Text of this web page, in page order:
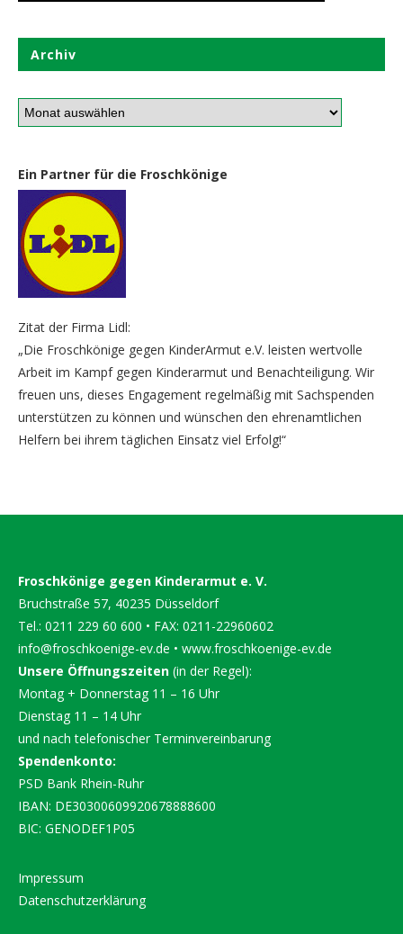
Archiv
Ein Partner für die Froschkönige
Zitat der Firma Lidl:
„Die Froschkönige gegen KinderArmut e.V. leisten wertvolle
Arbeit im Kampf gegen Kinderarmut und Benachteiligung. Wir
freuen uns, dieses Engagement regelmäßig mit Sachspenden
unterstützen zu können und wünschen den ehrenamtlichen
Helfern bei ihrem täglichen Einsatz viel Erfolg!“
Froschkönige gegen Kinderarmut e. V.
Bruchstraße 57, 40235 Düsseldorf
Tel.: 0211 229 60 600 • FAX: 0211-22960602
info@froschkoenige-ev.de • www.froschkoenige-ev.de
Unsere Öffnungszeiten (in der Regel):
Montag + Donnerstag 11 – 16 Uhr
Dienstag 11 – 14 Uhr
und nach telefonischer Terminvereinbarung
Spendenkonto:
PSD Bank Rhein-Ruhr
IBAN: DE30300609920678888600
BIC: GENODEF1P05
Impressum
Datenschutzerklärung